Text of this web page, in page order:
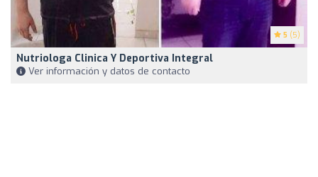
5 (5)
Nutriologa Clinica Y Deportiva Integral
Ver información y datos de contacto